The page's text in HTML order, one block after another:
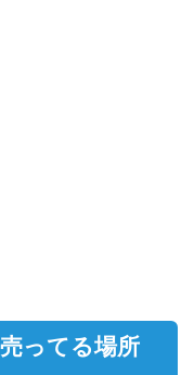
ってる場所